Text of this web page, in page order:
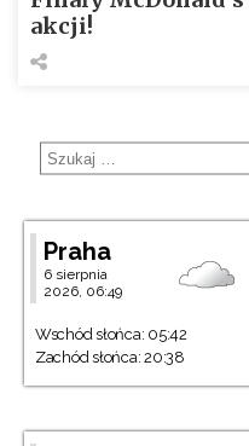
akcji!
Praha
6 sierpnia
2026, 06:49
Wschód słońca: 05:42
Zachód słońca: 20:38